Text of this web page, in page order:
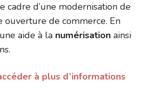
cadre d’une modernisation de
ouverture de commerce. En
aide à la numérisation ainsi
à plus d’informations